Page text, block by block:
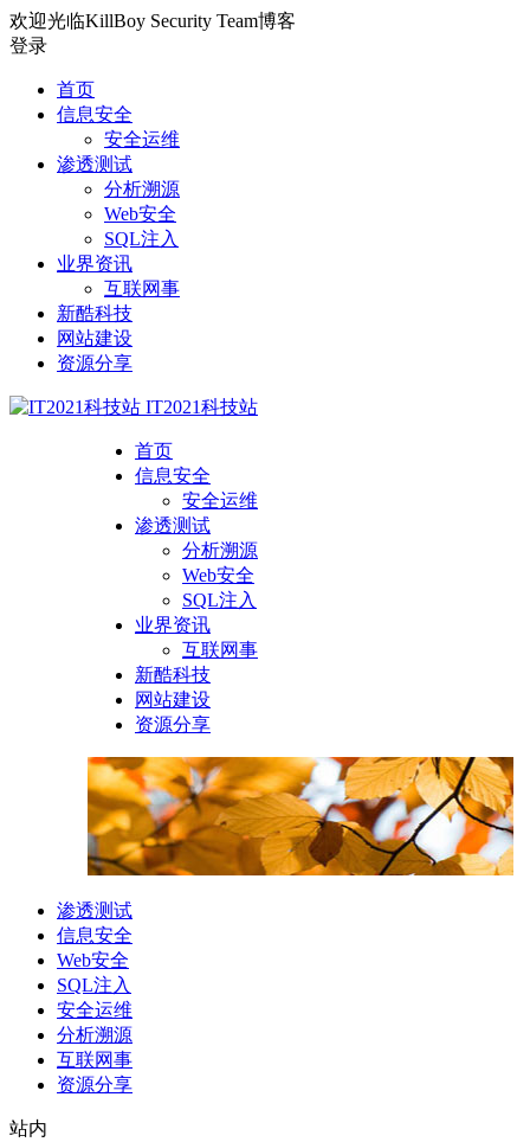
欢迎光临KillBoy Security Team博客
登录
首页
信息安全
安全运维
渗透测试
分析溯源
Web安全
SQL注入
业界资讯
互联网事
新酷科技
网站建设
资源分享
IT2021科技站
首页
信息安全
安全运维
渗透测试
分析溯源
Web安全
SQL注入
业界资讯
互联网事
新酷科技
网站建设
资源分享
渗透测试
信息安全
Web安全
SQL注入
安全运维
分析溯源
互联网事
资源分享
站内